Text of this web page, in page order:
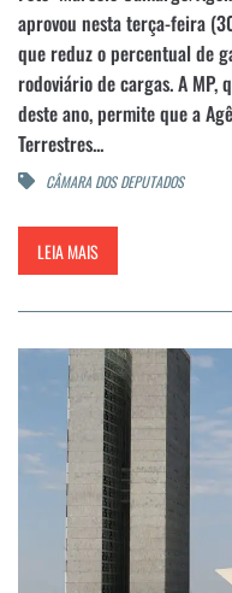
aprovou nesta terça-feira
que reduz o percentual de
rodoviário de cargas. A MP,
deste ano, permite que a
Terrestres...
CÂMARA DOS DEPUTADOS
LEIA MAIS